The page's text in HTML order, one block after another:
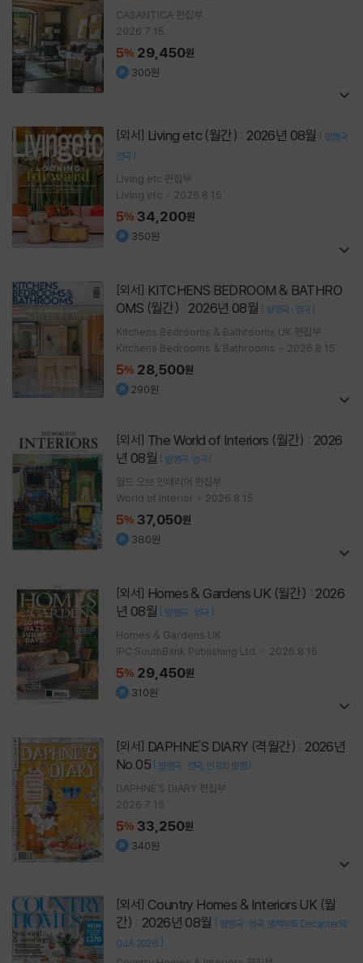
CASANTICA 편집부
2026.7.15.
5% 29,450원
300원
[외서] Living etc (월간) : 2026년 08월 [ 발행국 :
영국 ]
Living etc 편집부
Living etc
2026.8.15.
5% 34,200원
350원
[외서]
OMS (월간) : 2026년 08월 [ 발행국 : 영국 ]
Kitchens Bedrooms & Bathrooms UK 편집부
Kitchens Bedrooms & Bathrooms
2026.8.15.
5% 28,500원
290원
[외서]
년 08월 [ 발행국: 영국 ]
월드 오브 인테리어 편집부
World of Interior
2026.8.15.
5% 37,050원
380원
[외서]
년 08월 [ 발행국 : 영국 ]
Homes & Gardens UK
IPC SouthBank Publishing Ltd.
2026.8.15.
5% 29,450원
310원
[외서]
No.05 [ 발행국 : 영국 연 8회 발행 ]
DAPHNE'S DIARY 편집부
2026.7.15.
5% 33,250원
340원
[외서]
간) : 2026년 08월 [ 발행국 : 영국 별책부록 Decanter RI
OJA 2026 ]